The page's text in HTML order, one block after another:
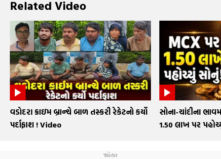
Related Video
વડોદરા ક્રાઇમ બ્રાન્ચે બાળ તસ્કરી રેકેટનો કર્યો
પર્દાફાશ ! Video
સોના-ચાંદીના
₹1.50 લાખ પર